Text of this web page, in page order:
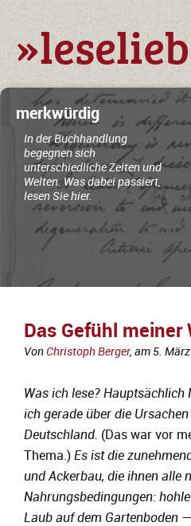
merkwürdig
In der Buchhandlung
begegnen sich
unterschiedliche Zeiten und
Welten. Was dabei passiert,
lesen Sie hier.
Das Gefühl
VonChristoph Berger, am 5.
Was ich lese?
ich gerade über die
Deutschland. (Das war vor
Thema.) Es ist die
und Ackerbau, die ihnen alle
Nahrungsbedingungen:
Laub auf dem Gartenboden